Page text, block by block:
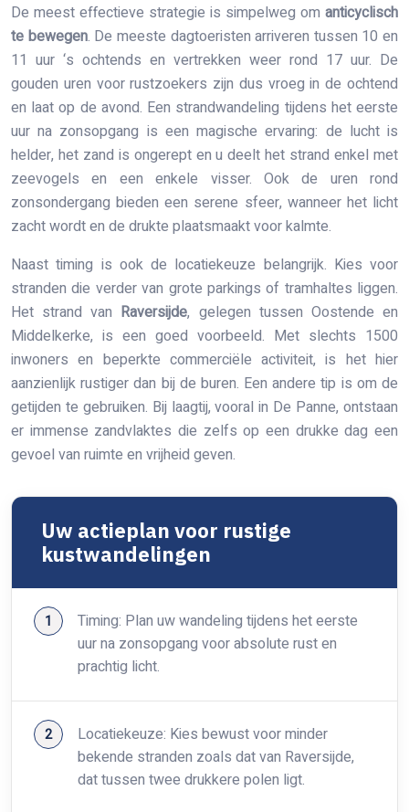
De meest effectieve strategie is simpelweg om anticyclisch
te bewegen. De meeste dagtoeristen arriveren tussen 10 en
11 uur ‘s ochtends en vertrekken weer rond 17 uur. De
gouden uren voor rustzoekers zijn dus vroeg in de ochtend
en laat op de avond. Een strandwandeling tijdens het eerste
uur na zonsopgang is een magische ervaring: de lucht is
helder, het zand is ongerept en u deelt het strand enkel met
zeevogels en een enkele visser. Ook de uren rond
zonsondergang bieden een serene sfeer, wanneer het licht
zacht wordt en de drukte plaatsmaakt voor kalmte.
Naast timing is ook de locatiekeuze belangrijk. Kies voor
stranden die verder van grote parkings of tramhaltes liggen.
Het strand van Raversijde, gelegen tussen Oostende en
Middelkerke, is een goed voorbeeld. Met slechts 1500
inwoners en beperkte commerciële activiteit, is het hier
aanzienlijk rustiger dan bij de buren. Een andere tip is om de
getijden te gebruiken. Bij laagtij, vooral in De Panne, ontstaan
er immense zandvlaktes die zelfs op een drukke dag een
gevoel van ruimte en vrijheid geven.
Uw actieplan voor rustige
kustwandelingen
Timing: Plan uw wandeling tijdens het eerste
uur na zonsopgang voor absolute rust en
prachtig licht.
Locatiekeuze: Kies bewust voor minder
bekende stranden zoals dat van Raversijde,
dat tussen twee drukkere polen ligt.